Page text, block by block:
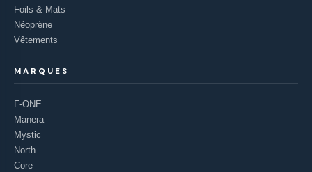
Foils & Mats
Néoprène
Vêtements
MARQUES
F-ONE
Manera
Mystic
North
Core